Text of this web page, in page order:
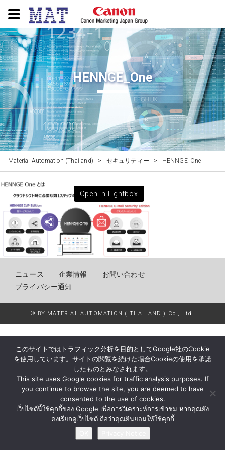
HENNGE_One
Material Automation (Thailand) > セキュリティー > HENNGE_One
Open in Lightbox
ニュース 企業情報
お問い合わせ
プライバシー通知
© BY MATERIAL AUTOMATION ( THAILAND ) Co., Ltd.
このサイトではトラフィック分析を目的としてGoogle社のCookie
を使用しています。サイトの閲覧を続けた場合Cookieの使用を承諾
したものとみなされます。
This site uses Google cookies for traffic analysis purposes. If
you continue to browse the site, you are deemed to have
consented to the use of cookies.
เว็บไซต์นี้ใช้คุกกี้ของ Google เพื่อการวิเคราะห์การเข้าชม หากคุณยัง
คงเรียกดูเว็บไซต์ ถือว่าคุณยินยอมให้ใช้คุกกี้